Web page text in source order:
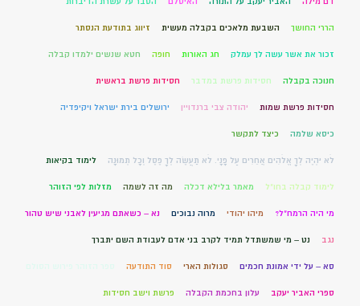
הררי החושך השבעת מלאכים בקבלה מעשית זיווג בתודעת הנסתר
זכור את אשר עשה לך עמלק חג האורות חופה חטא שנשים ילמדו קבלה
חנוכה בקבלה חסידות פרשת במדבר חסידות פרשת בראשית
חסידות פרשת שמות יהודה צבי ברנדויין ירושלים בירת ישראל ויקיפדיה
כיסא שלמה כיצד לתקשר
לֹא יִהְיֶה לְךָ אֱלֹהִים אֲחֵרִים עַל פָּנָי. לֹא תַעֲשֶׂה לְךָ פֶסֶל וְכָל תְּמוּנָה לימוד בקיאות
לימוד קבלה בחו"ל מאמר בלילא דכלה מה זה לשמה מזלות לפי הזוהר
מי היה הרמח"ל? מיהו יהודי מרוה נבוכים נא – כשאתם מגיעין לאבני שיש טהור
נגב נט – מי שמשתדל תמיד לקרב בני אדם לעבודת השם יתברך
סא – על ידי אמונת חכמים סגולות הארי סוד התודעה
ספרי האביר יעקב עלון בחכמת הקבלה פרשת וישב חסידות